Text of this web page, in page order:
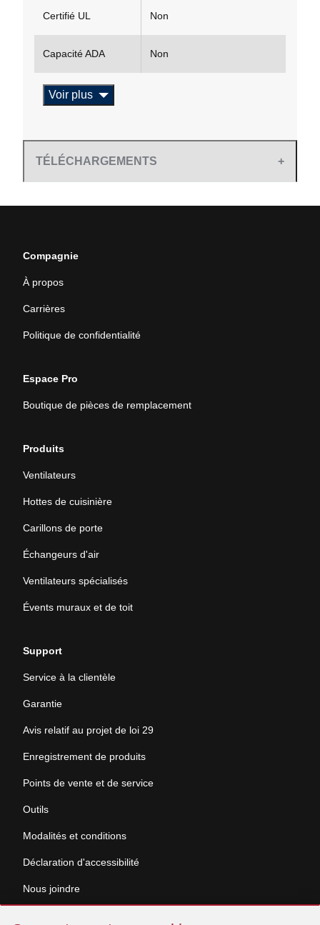
Certifié UL Non
Capacité ADA Non
Voir plus
TÉLÉCHARGEMENTS
Compagnie
À propos
Carrières
Politique de confidentialité
Espace Pro
Boutique de pièces de remplacement
Produits
Ventilateurs
Hottes de cuisinière
Carillons de porte
Échangeurs d'air
Ventilateurs spécialisés
Évents muraux et de toit
Support
Service à la clientèle
Garantie
Avis relatif au projet de loi 29
Enregistrement de produits
Points de vente et de service
Outils
Modalités et conditions
Déclaration d'accessibilité
Nous joindre